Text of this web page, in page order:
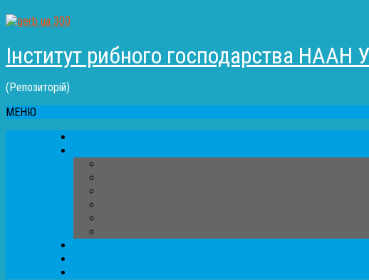
Інститут рибного господарства НААН
(Репозиторій)
МЕНЮ